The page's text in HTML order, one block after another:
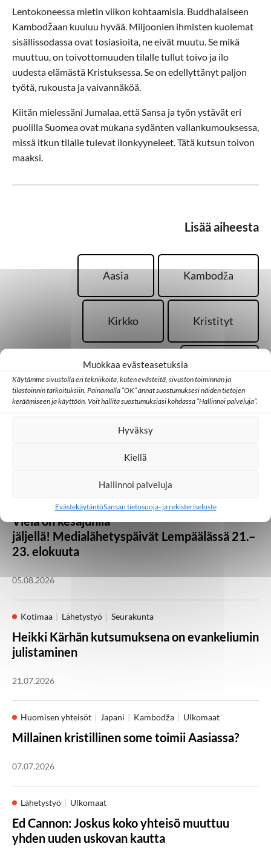
Muokkaa evästeasetuksia
Käytämme sivustolla eri tekniikoita, kuten evästeitä, sivuston toiminnan ja
tilastoinnin tarkoituksiin. Painamalla ”OK” annat suostumuksesi näiden tietojen
keräämiseen ja käyttöön. Voit hallita suostumuksiasi kohdassa ”Hallinnoi palveluja”.
Hyväksy
Kiellä
Hallinnoi palveluja
EvästekäytäntöSansan tietosuoja- ja rekisteriseloste
Lentokoneessa mietin viikon kohtaamisia. Buddhalaiseen
Kambodžaan kuuluu hyvää. Miljoonien ihmisten kuolemat
sisällissodassa ovat tosiasioita, ne eivät muutu. Se mikä
muuttuu, on toivottomuuden tilalle tullut toivo ja ilo
uudesta elämästä Kristuksessa. Se on edellyttänyt paljon
työtä, rukousta ja vaivannäköä.
Kiitän mielessäni Jumalaa, että Sansa ja työn ystävät eri
puolilla Suomea ovat mukana sydänten vallankumouksessa,
missä itkun tilalle tulevat ilonkyyneleet. Tätä kutsun toivon
maaksi.
Lisää aiheesta
Aasia Kambodža
Kirkko Kristityt
Palaa takaisin pääsivulle
Vielä on kesäjuhlia
jäljellä! Medialähetyspäivät Lempäälässä 21.–
23. elokuuta
05.08.2026
Kotimaa Lähetystyö Seurakunta
Heikki Kärhän kutsumuksena on evankeliumin
julistaminen
21.07.2026
Huomisen yhteisöt Japani Kambodža Ulkomaat
Millainen kristillinen some toimii Aasiassa?
07.07.2026
Lähetystyö Ulkomaat
Ed Cannon: Joskus koko yhteisö muuttuu
yhden uuden uskovan kautta